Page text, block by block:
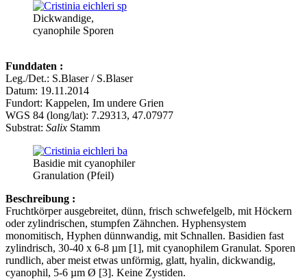
Dickwandige,
cyanophile Sporen
Funddaten :
Leg./Det.: S.Blaser / S.Blaser
Datum: 19.11.2014
Fundort: Kappelen, Im undere Grien
WGS 84 (long/lat): 7.29313, 47.07977
Substrat: Salix Stamm
Basidie mit cyanophiler
Granulation (Pfeil)
Beschreibung :
Fruchtkörper ausgebreitet, dünn, frisch schwefelgelb, mit Höckern
oder zylindrischen, stumpfen Zähnchen. Hyphensystem
monomitisch, Hyphen dünnwandig, mit Schnallen. Basidien fast
zylindrisch, 30-40 x 6-8 µm [1], mit cyanophilem Granulat. Sporen
rundlich, aber meist etwas unförmig, glatt, hyalin, dickwandig,
cyanophil, 5-6 µm Ø [3]. Keine Zystiden.